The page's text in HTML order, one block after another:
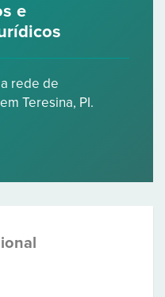
e
rede de
Teresina, PI.